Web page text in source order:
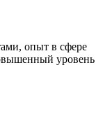
опыт в сфере
уровень